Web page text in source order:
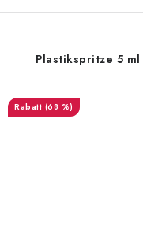
Plastikspritze 5 ml
(68 %)